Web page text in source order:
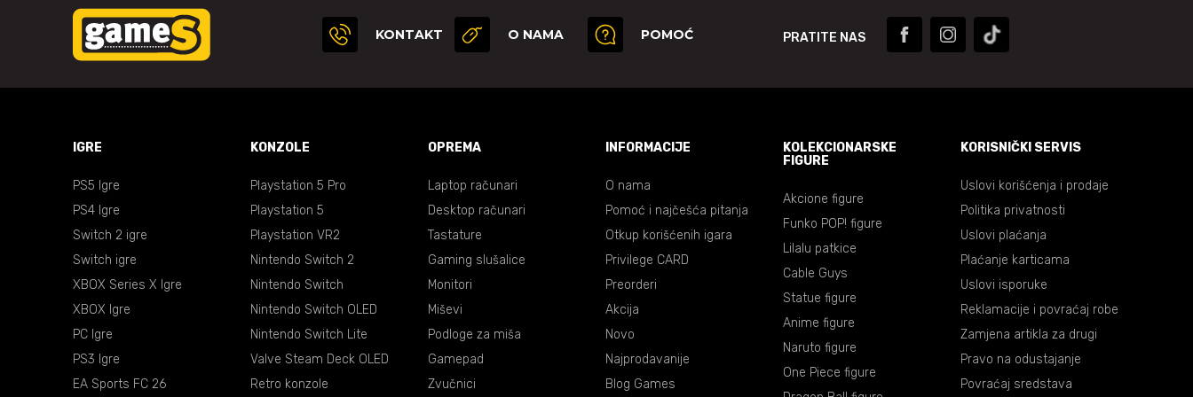
KONTAKT O NAMA POMOĆ PRATITE NAS
IGRE
PS5 Igre
PS4 Igre
Switch 2 igre
Switch igre
XBOX Series X Igre
XBOX Igre
PC Igre
PS3 Igre
EA Sports FC 26
KONZOLE
Playstation 5 Pro
Playstation 5
Playstation VR2
Nintendo Switch 2
Nintendo Switch
Nintendo Switch OLED
Nintendo Switch Lite
Valve Steam Deck OLED
Retro konzole
OPREMA
Laptop računari
Desktop računari
Tastature
Gaming slušalice
Monitori
Miševi
Podloge za miša
Gamepad
Zvučnici
INFORMACIJE
O nama
Pomoć i najčešća pitanja
Otkup korišćenih igara
Privilege CARD
Preorderi
Akcija
Novo
Najprodavanije
Blog Games
KOLEKCIONARSKE
FIGURE
Akcione figure
Funko POP! figure
Lilalu patkice
Cable Guys
Statue figure
Anime figure
Naruto figure
One Piece figure
KORISNIČKI SERVIS
Uslovi korišćenja i prodaje
Politika privatnosti
Uslovi plaćanja
Plaćanje karticama
Uslovi isporuke
Reklamacije i povraćaj robe
Zamjena artikla za drugi
Pravo na odustajanje
Povraćaj sredstava